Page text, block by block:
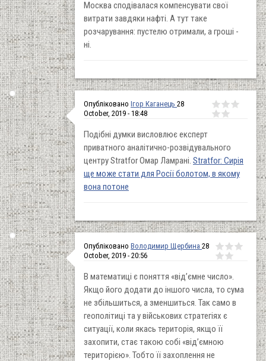
Москва сподівалася компенсувати свої
витрати завдяки нафті. А тут таке
розчарування: пустелю отримали, а гроші -
ні.
Опубліковано Ігор Каганець 28
October, 2019 - 18:48
Подібні думки висловлює експерт
приватного аналітично-розвідувального
центру Stratfor Омар Ламрані. Stratfor: Сирія
ще може стати для Росії болотом, в якому
вона потоне
Опубліковано Володимир Щербина 28
October, 2019 - 20:56
В математиці є поняття «від’ємне число».
Якщо його додати до іншого числа, то сума
не збільшиться, а зменшиться. Так само в
геополітиці та у військових стратегіях є
ситуації, коли якась територія, якщо її
захопити, стає такою собі «від’ємною
територією». Тобто її захоплення не